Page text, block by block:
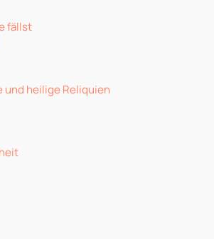
fällst
und heilige Reliquien